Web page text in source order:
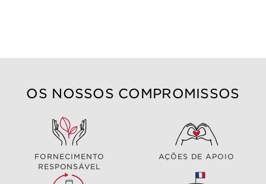
OS NOSSOS COMPROMISSOS
FORNECIMENTO
RESPONSÁVEL
AÇÕES DE APOIO